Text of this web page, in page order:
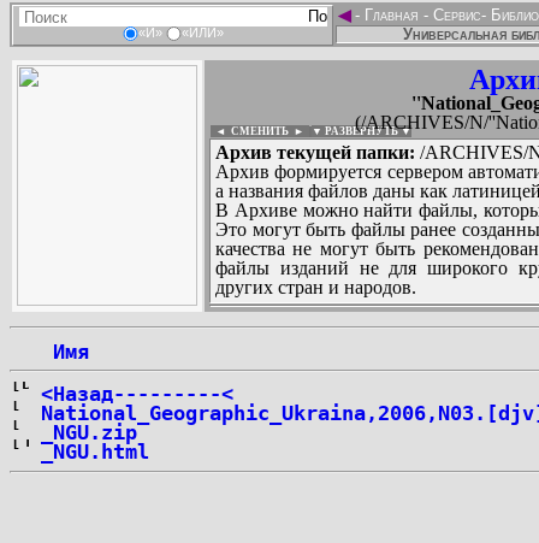
«И» «ИЛИ»
◄- Главная - Сервис-
Универсальная
(/ARCHIVES/N/
◄ СМЕНИТЬ ► ▼ РАЗВЕРНУТЬ ▼
Архив текущей папки: /ARCHIVES/
Архив формируется сервером
а названия файлов даны как
В Архиве можно найти файлы,
Это могут быть файлы ранее
качества не могут быть
файлы изданий не для широкого
других стран и народов.
Имя
<Назад---------<
_NGU.zip
_NGU.html